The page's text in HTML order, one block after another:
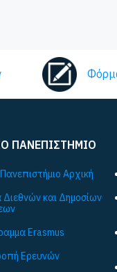
ΠΑΝΕΠΙΣΤΗΜΙΟ
Πανεπιστήμιο Αρχική
Διεθνών και Δημοσίων
Εrasmus
Ερευνών